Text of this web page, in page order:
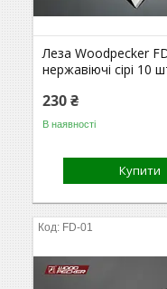
Леза Woodpecker
нержавіючі сірі 10
230 ₴
В наявності
Купити
FD-01